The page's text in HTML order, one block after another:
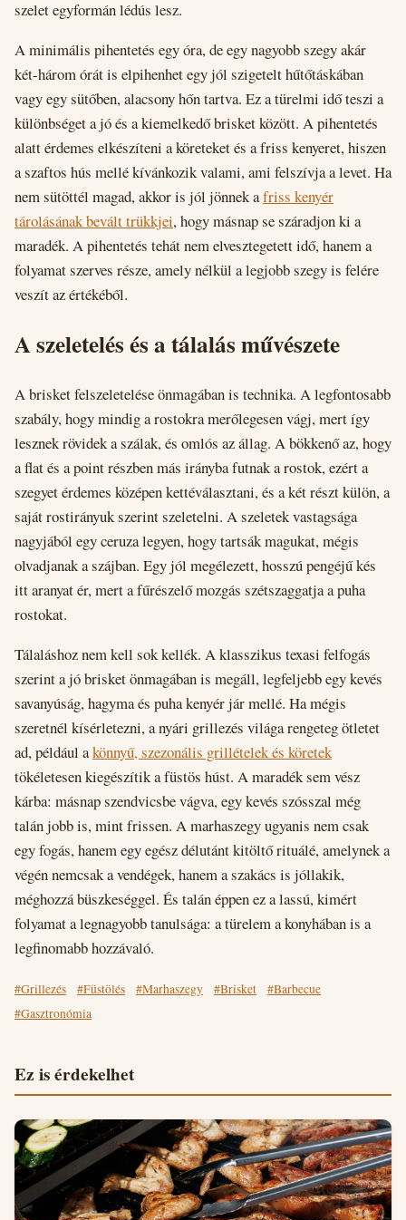
szelet egyformán lédús lesz.
A minimális pihentetés egy óra, de egy nagyobb szegy akár
két-három órát is elpihenhet egy jól szigetelt hűtőtáskában
vagy egy sütőben, alacsony hőn tartva. Ez a türelmi idő teszi a
különbséget a jó és a kiemelkedő brisket között. A pihentetés
alatt érdemes elkészíteni a köreteket és a friss kenyeret, hiszen
a szaftos hús mellé kívánkozik valami, ami felszívja a levet. Ha
nem sütöttél magad, akkor is jól jönnek afriss kenyér
tárolásának bevált trükkjei, hogy másnap se száradjon ki a
maradék. A pihentetés tehát nem elvesztegetett idő, hanem a
folyamat szerves része, amely nélkül a legjobb szegy is felére
veszít az értékéből.
A szeletelés és a tálalás művészete
A brisket felszeletelése önmagában is technika. A legfontosabb
szabály, hogy mindig a rostokra merőlegesen vágj, mert így
lesznek rövidek a szálak, és omlós az állag. A bökkenő az, hogy
a flat és a point részben más irányba futnak a rostok, ezért a
szegyet érdemes középen kettéválasztani, és a két részt külön, a
saját rostirányuk szerint szeletelni. A szeletek vastagsága
nagyjából egy ceruza legyen, hogy tartsák magukat, mégis
olvadjanak a szájban. Egy jól megélezett, hosszú pengéjű kés
itt aranyat ér, mert a fűrészelő mozgás szétszaggatja a puha
rostokat.
Tálaláshoz nem kell sok kellék. A klasszikus texasi felfogás
szerint a jó brisket önmagában is megáll, legfeljebb egy kevés
savanyúság, hagyma és puha kenyér jár mellé. Ha mégis
szeretnél kísérletezni, a nyári grillezés világa rengeteg ötletet
ad, például akönnyű, szezonális grillételek és köretek
tökéletesen kiegészítik a füstös húst. A maradék sem vész
kárba: másnap szendvicsbe vágva, egy kevés szósszal még
talán jobb is, mint frissen. A marhaszegy ugyanis nem csak
egy fogás, hanem egy egész délutánt kitöltő rituálé, amelynek a
végén nemcsak a vendégek, hanem a szakács is jóllakik,
méghozzá büszkeséggel. És talán éppen ez a lassú, kimért
folyamat a legnagyobb tanulsága: a türelem a konyhában is a
legfinomabb hozzávaló.
#Grillezés #Füstölés #Marhaszegy #Brisket
#Barbecue
#Gasztronómia
Ez is érdekelhet